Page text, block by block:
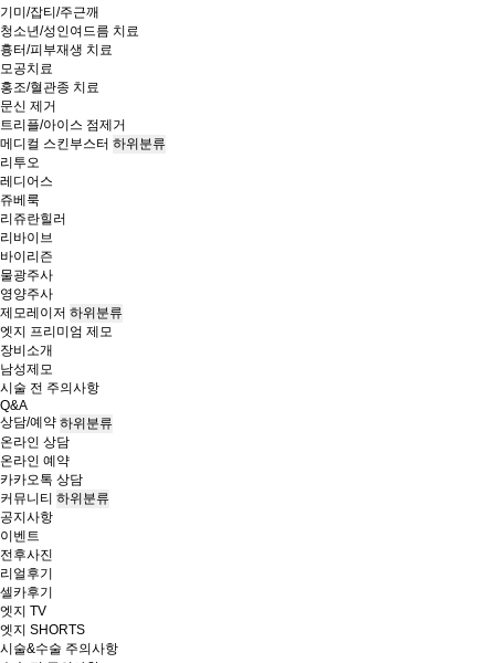
기미/잡티/주근깨
청소년/성인여드름 치료
흉터/피부재생 치료
모공치료
홍조/혈관종 치료
문신 제거
트리플/아이스 점제거
메디컬 스킨부스터 하위분류
리투오
레디어스
쥬베룩
리쥬란힐러
리바이브
바이리즌
물광주사
영양주사
제모레이저 하위분류
엣지 프리미엄 제모
장비소개
남성제모
시술 전 주의사항
Q&A
상담/예약 하위분류
온라인 상담
온라인 예약
카카오톡 상담
커뮤니티 하위분류
공지사항
이벤트
전후사진
리얼후기
셀카후기
엣지 TV
엣지 SHORTS
시술&수술 주의사항